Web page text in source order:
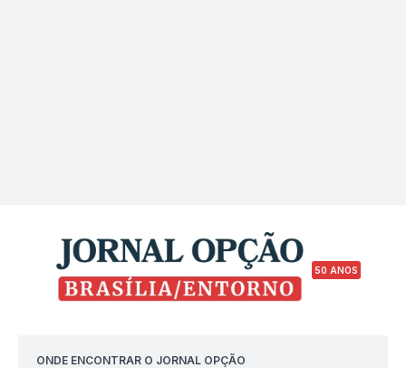
50 ANOS
ONDE ENCONTRAR O JORNAL OPÇÃO